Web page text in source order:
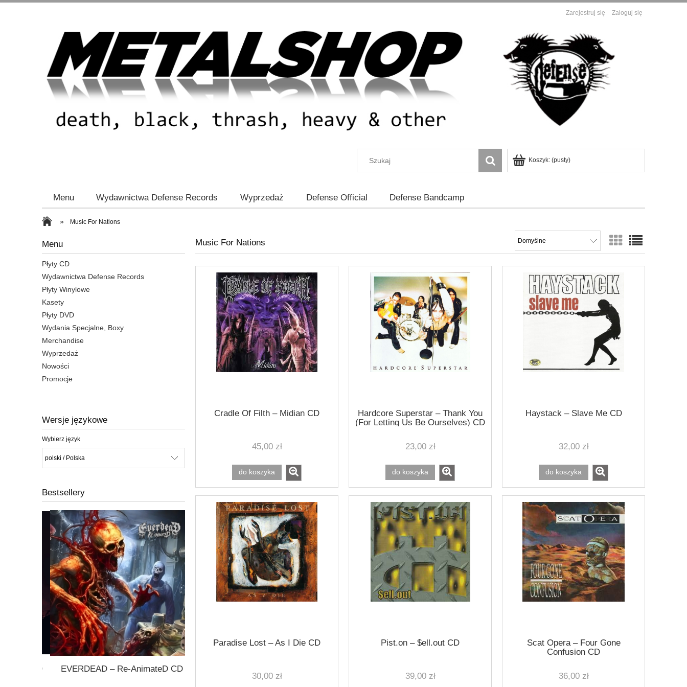
Zarejestruj się Zaloguj się
Koszyk: (pusty)
Menu Wydawnictwa Defense Records Wyprzedaż Defense Official Defense Bandcamp
» Music For Nations
Menu
Płyty CD
Wydawnictwa Defense Records
Płyty Winylowe
Kasety
Płyty DVD
Wydania Specjalne, Boxy
Merchandise
Wyprzedaż
Nowości
Promocje
Wersje językowe
Wybierz język
Bestsellery
EVERDEAD – Re-AnimateD CD
The Road
Darkness We All Fall LTD CD BOX
Music For Nations
Cradle Of Filth ‎– Midian CD
45,00 zł
do koszyka
Hardcore Superstar ‎– Thank You
(For Letting Us Be Ourselves) CD
23,00 zł
do koszyka
Haystack ‎– Slave Me CD
32,00 zł
do koszyka
Paradise Lost ‎– As I Die CD
30,00 zł
Pist.on ‎– $ell.out CD
39,00 zł
Scat Opera ‎– Four Gone
Confusion CD
36,00 zł